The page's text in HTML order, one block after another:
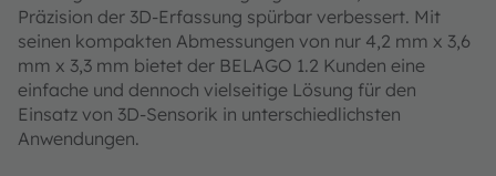
Präzision der 3D-Erfassung spürbar verbessert. Mit
seinen kompakten Abmessungen von nur 4,2 mm x 3,6
mm x 3,3 mm bietet der BELAGO 1.2 Kunden eine
einfache und dennoch vielseitige Lösung für den
Einsatz von 3D-Sensorik in unterschiedlichsten
Anwendungen.